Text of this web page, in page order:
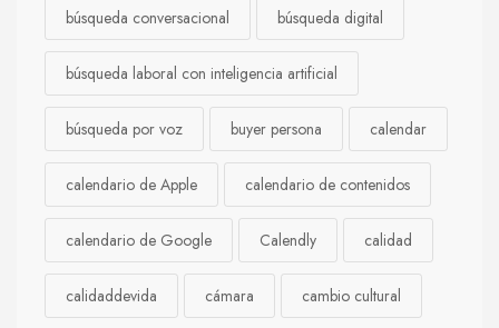
búsqueda conversacional búsqueda digital
búsqueda laboral con inteligencia artificial
búsqueda por voz buyer persona calendar
calendario de Apple calendario de contenidos
calendario de Google Calendly calidad
calidaddevida cámara cambio cultural